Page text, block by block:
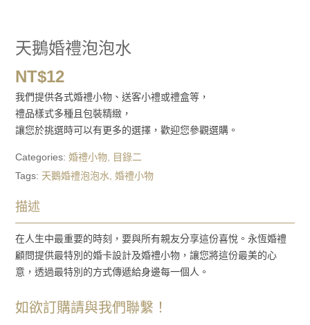
天鵝婚禮泡泡水
NT$12
我們提供各式婚禮小物、送客小禮或禮盒等，
禮品樣式多種且包裝精緻，
讓您於挑選時可以有更多的選擇，歡迎您參觀選購。
Categories:婚禮小物
目錄二
Tags: 天鵝婚禮泡泡水 婚禮小物
描述
在人生中最重要的時刻，要與所有親友分享這份喜悅。永恆婚禮
顧問提供最特別的婚卡設計及婚禮小物，讓您將這份最美的心
意，透過最特別的方式傳遞給身邊每一個人。
如欲訂購請與我們聯繫！